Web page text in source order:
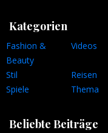
Kategorien
Fashion &
Beauty
Videos
Stil Reisen
Spiele
Thema
Beliebte Beiträge